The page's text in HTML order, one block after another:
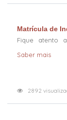
Matrícula de
Fique atento
Saber mais
2892